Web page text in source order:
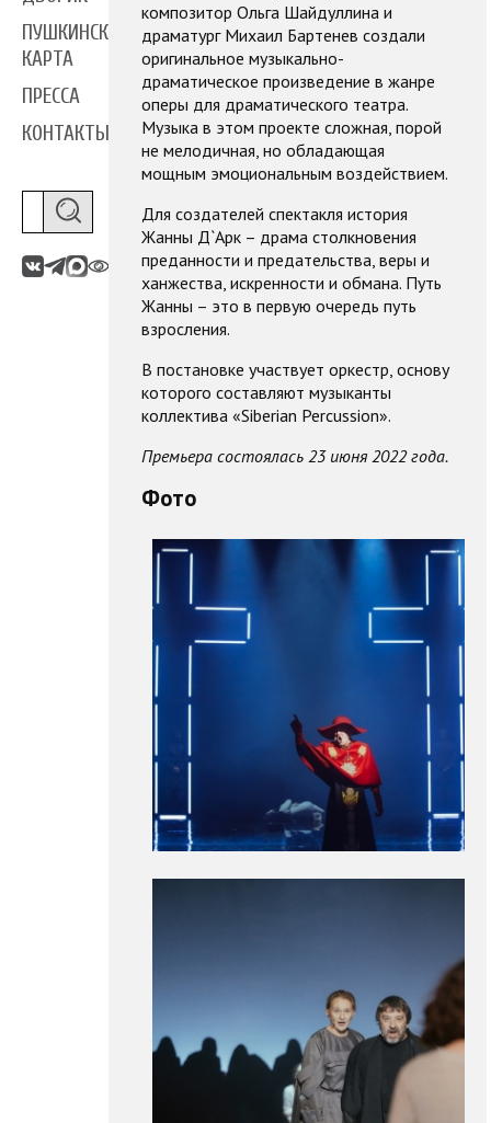
ПУШКИНСКАЯ
КАРТА
ПРЕССА
КОНТАКТЫ
композитор Ольга Шайдуллина и
драматург Михаил Бартенев создали
оригинальное музыкально-
драматическое произведение в жанре
оперы для драматического театра.
Музыка в этом проекте сложная, порой
не мелодичная, но обладающая
мощным эмоциональным воздействием.
Для создателей спектакля история
Жанны Д`Арк – драма столкновения
преданности и предательства, веры и
ханжества, искренности и обмана. Путь
Жанны – это в первую очередь путь
взросления.
В постановке участвует оркестр, основу
которого составляют музыканты
коллектива «Siberian Percussion».
Премьера состоялась 23 июня 2022 года.
Фото